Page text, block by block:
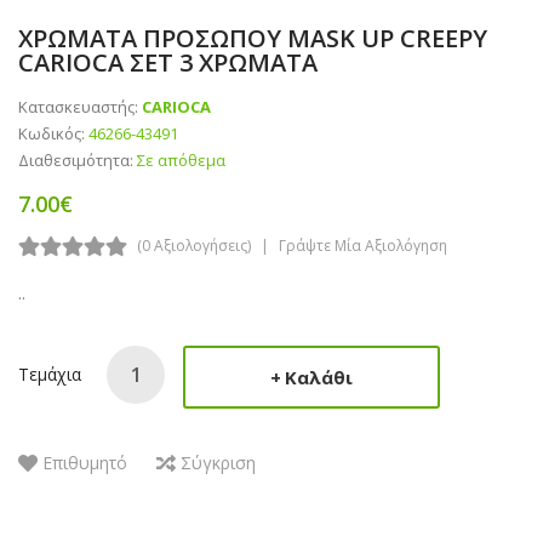
ΧΡΩΜΑΤΑ ΠΡΟΣΩΠΟΥ MASK UP CREEPY
CARIOCA ΣΕΤ 3 ΧΡΩΜΑΤΑ
Κατασκευαστής: CARIOCA
Κωδικός: 46266-43491
Διαθεσιμότητα: Σε απόθεμα
7.00€
(0 Αξιολογήσεις) Γράψτε Μία Αξιολόγηση
..
Τεμάχια Καλάθι
Επιθυμητό Σύγκριση